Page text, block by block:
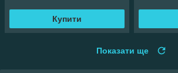
Купити
Показати ще